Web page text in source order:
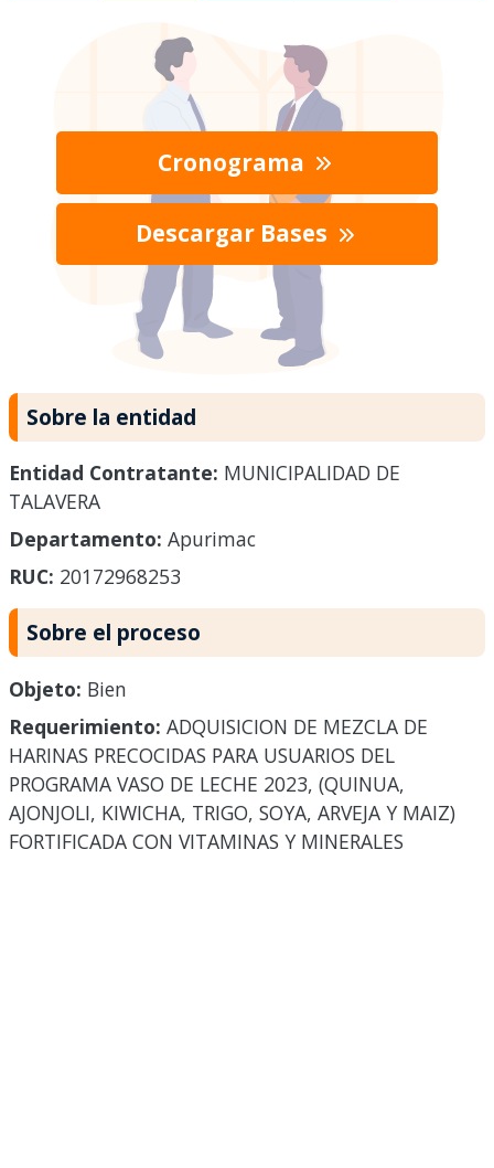
Cronograma
Descargar Bases
Sobre la entidad
Entidad Contratante: MUNICIPALIDAD DE
TALAVERA
Departamento: Apurimac
RUC: 20172968253
Sobre el proceso
Objeto: Bien
Requerimiento: ADQUISICION DE MEZCLA DE
HARINAS PRECOCIDAS PARA USUARIOS DEL
PROGRAMA VASO DE LECHE 2023, (QUINUA,
AJONJOLI, KIWICHA, TRIGO, SOYA, ARVEJA Y MAIZ)
FORTIFICADA CON VITAMINAS Y MINERALES